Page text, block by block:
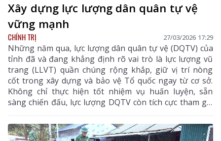
Xây dựng lực lượng dân quân tự vệ
vững mạnh
CHÍNH TRỊ 27/03/2026 17:29
Những năm qua, lực lượng dân quân tự vệ (DQTV) của
tỉnh đã và đang khẳng định rõ vai trò là lực lượng vũ
trang (LLVT) quần chúng rộng khắp, giữ vị trí nòng
cốt trong xây dựng và bảo vệ Tổ quốc ngay từ cơ sở.
Không chỉ thực hiện tốt nhiệm vụ huấn luyện, sẵn
sàng chiến đấu, lực lượng DQTV còn tích cực tham gia
giữ gìn an ninh trật tự (ANTT), phòng chống thiên tai,
góp phần quan trọng phát triển kinh tế - xã hội của
địa phương.